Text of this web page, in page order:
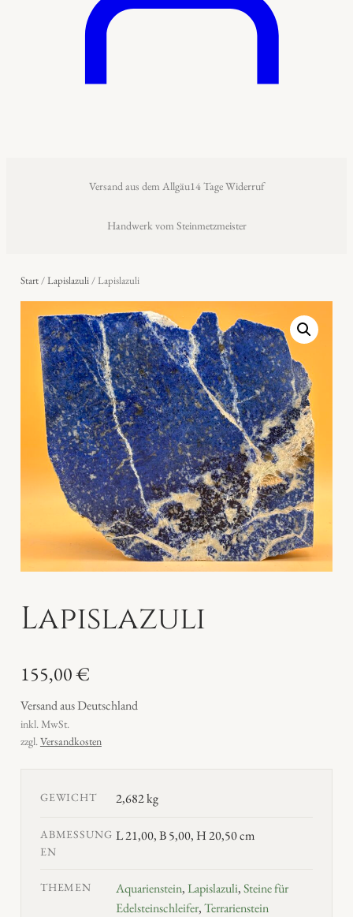
Versand aus dem Allgäu14 Tage Widerruf
Handwerk vom Steinmetzmeister
Start/Lapislazuli/ Lapislazuli
Lapislazuli
155,00€
Versand aus Deutschland
inkl. MwSt.
zzgl.Versandkosten
GEWICHT 2,682 kg
ABMESSUNG
EN
L 21,00, B 5,00, H 20,50 cm
THEMEN Aquarienstein,Lapislazuli,Steine für
Edelsteinschleifer,Terrarienstein